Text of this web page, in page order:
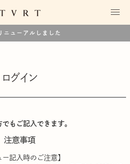
ニューアルしました
ログイン
もご記入できます。
注意事項
ー記入時のご注意】